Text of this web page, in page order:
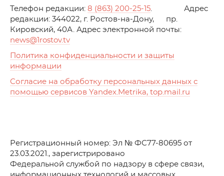
Телефон редакции: 8 (863) 200-25-15. Адрес
редакции: 344022, г. Ростов-на-Дону, пр.
Кировский, 40А. Адрес электронной почты:
news@1rostov.tv
Политика конфиденциальности и защиты
информации
Согласие на обработку персональных данных с
помощью сервисов Yandex.Metrika, top.mail.ru
Регистрационный номер: Эл № ФС77-80695 от
23.03.2021., зарегистрировано
Федеральной службой по надзору в сфере связи,